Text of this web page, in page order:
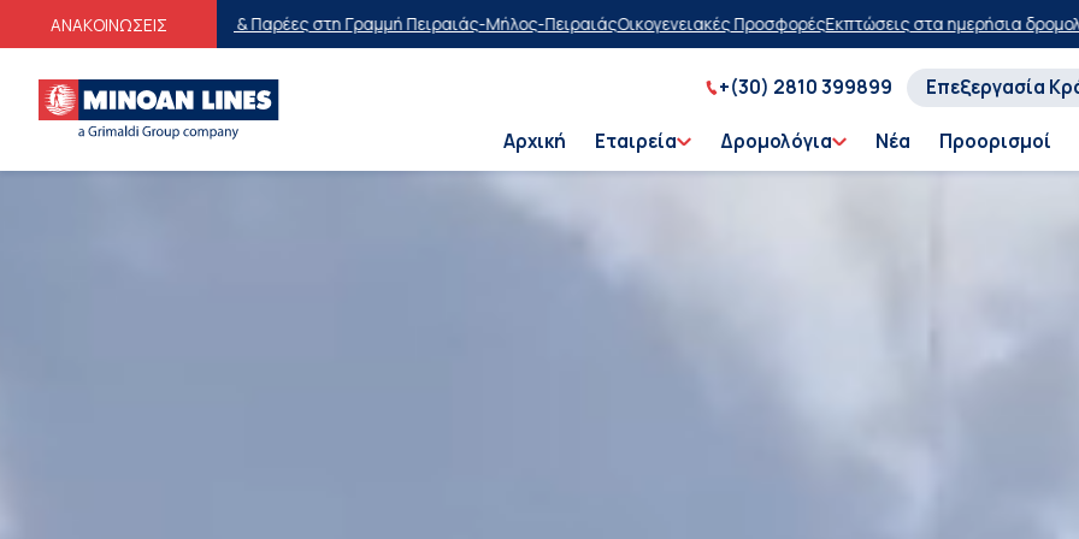
ΑΝΑΚΟΙΝΩΣΕΙΣ
στη Γραμμή Πειραιάς-Μήλος-ΠειραιάςΟικογενειακές ΠροσφορέςΕκπτώσεις στα ημερήσια δρομολόγιαΑγοράστε τώρα, πληρώστε
+(30) 2810 399899 Επεξεργασία
Αρχική Εταιρεία Δρομολόγια Νέα Προορισμοί